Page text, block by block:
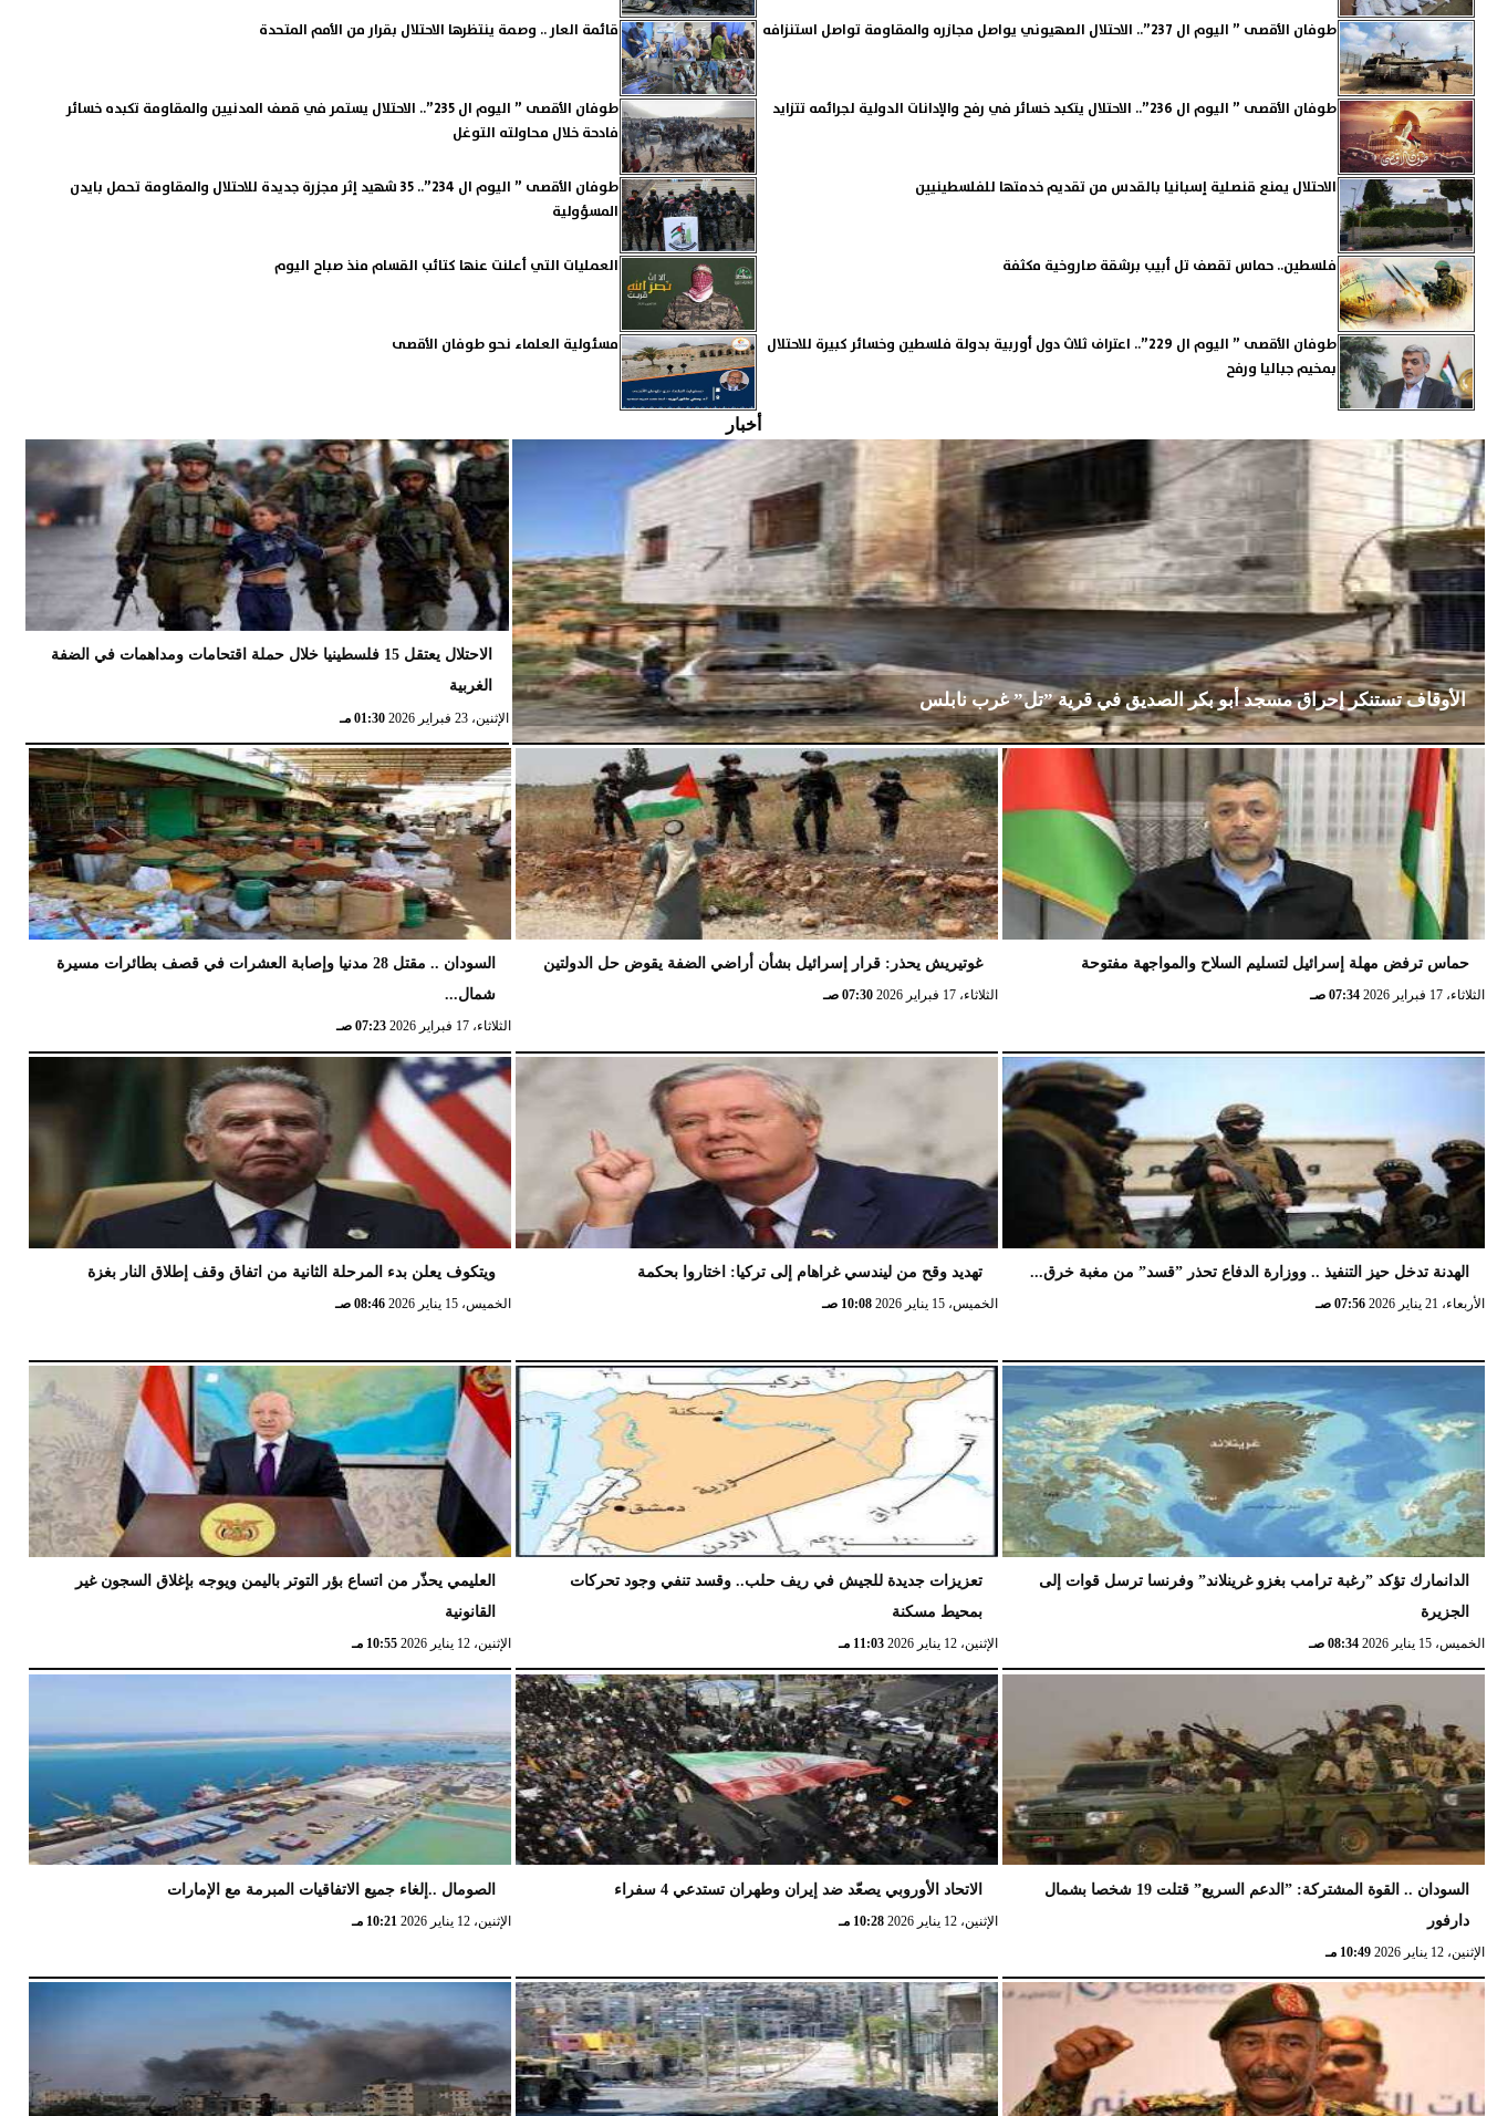
طوفان الأقصى ” اليوم ال 237”.. الاحتلال الصهيوني يواصل مجازره والمقاومة تواصل استنزافه قائمة العار .. وصمة ينتظرها الاحتلال بقرار من الأمم المتحدة
طوفان الأقصى ” اليوم ال 236”.. الاحتلال يتكبد خسائر في رفح والإدانات الدولية لجرائمه تتزايد
طوفان الأقصى ” اليوم ال 235”.. الاحتلال يستمر في قصف المدنيين والمقاومة تكبده خسائر
فادحة خلال محاولته التوغل
الاحتلال يمنع قنصلية إسبانيا بالقدس من تقديم خدمتها للفلسطينيين
طوفان الأقصى ” اليوم ال 234”.. 35 شهيد إثر مجزرة جديدة للاحتلال والمقاومة تحمل بايدن
المسؤولية
فلسطين.. حماس تقصف تل أبيب برشقة صاروخية مكثفة العمليات التي أعلنت عنها كتائب القسام منذ صباح اليوم
طوفان الأقصى ” اليوم ال 229”.. اعتراف ثلاث دول أوربية بدولة فلسطين وخسائر كبيرة للاحتلال
بمخيم جباليا ورفح
مسئولية العلماء نحو طوفان الأقصى
أخبار
الأوقاف تستنكر إحراق مسجد أبو بكر الصديق في قرية ”تل” غرب نابلس
الإثنين، 23 فبراير 2026 02:15 مـ
الاحتلال يعتقل 15 فلسطينيا خلال حملة اقتحامات ومداهمات في الضفة
الغربية
الإثنين، 23 فبراير 2026 01:30 مـ
حماس ترفض مهلة إسرائيل لتسليم السلاح والمواجهة مفتوحة
الثلاثاء، 17 فبراير 2026 07:34 صـ
غوتيريش يحذر: قرار إسرائيل بشأن أراضي الضفة يقوض حل الدولتين
الثلاثاء، 17 فبراير 2026 07:30 صـ
السودان .. مقتل 28 مدنيا وإصابة العشرات في قصف بطائرات مسيرة
شمال...
الثلاثاء، 17 فبراير 2026 07:23 صـ
الهدنة تدخل حيز التنفيذ .. ووزارة الدفاع تحذر ”قسد” من مغبة خرق...
الأربعاء، 21 يناير 2026 07:56 صـ
تهديد وقح من ليندسي غراهام إلى تركيا: اختاروا بحكمة
الخميس، 15 يناير 2026 10:08 صـ
ويتكوف يعلن بدء المرحلة الثانية من اتفاق وقف إطلاق النار بغزة
الخميس، 15 يناير 2026 08:46 صـ
الدانمارك تؤكد ”رغبة ترامب بغزو غرينلاند” وفرنسا ترسل قوات إلى
الجزيرة
الخميس، 15 يناير 2026 08:34 صـ
تعزيزات جديدة للجيش في ريف حلب.. وقسد تنفي وجود تحركات
بمحيط مسكنة
الإثنين، 12 يناير 2026 11:03 مـ
العليمي يحذّر من اتساع بؤر التوتر باليمن ويوجه بإغلاق السجون غير
القانونية
الإثنين، 12 يناير 2026 10:55 مـ
السودان .. القوة المشتركة: ”الدعم السريع” قتلت 19 شخصا بشمال
دارفور
الإثنين، 12 يناير 2026 10:49 مـ
الاتحاد الأوروبي يصعّد ضد إيران وطهران تستدعي 4 سفراء
الإثنين، 12 يناير 2026 10:28 مـ
الصومال ..إلغاء جميع الاتفاقيات المبرمة مع الإمارات
الإثنين، 12 يناير 2026 10:21 مـ